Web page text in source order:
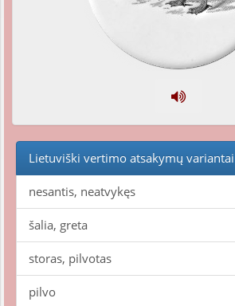
Lietuviški vertimo atsakymų variantai
nesantis, neatvykęs
šalia, greta
storas, pilvotas
pilvo